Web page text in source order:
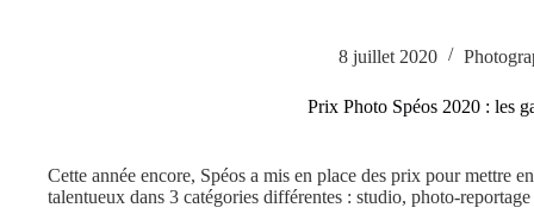
8 juillet 2020
Prix Photo Spéos 2020 : les
Cette année encore, Spéos a mis en place des prix pour mettre
talentueux dans 3 catégories différentes : studio, photo-